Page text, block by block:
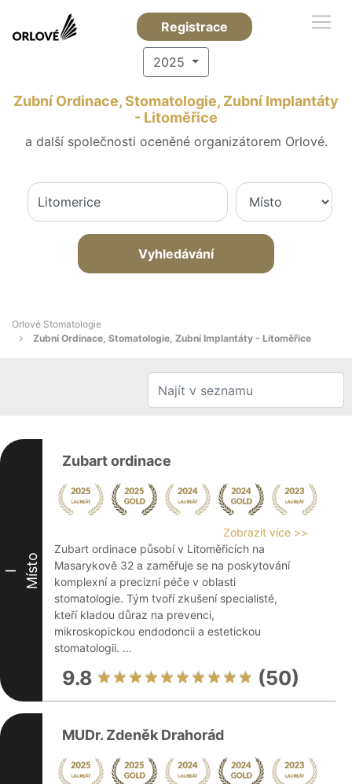
Registrace
2025
Zubní Ordinace, Stomatologie, Zubní Implantáty
- Litoměřice
a další společnosti oceněné organizátorem Orlové.
Vyhledávání
Orlové Stomatologie
Zubní Ordinace, Stomatologie, Zubní Implantáty - Litoměřice
I Místo
Zubart ordinace
Zobrazit více >>
Zubart ordinace působí v Litoměřicích na
Masarykově 32 a zaměřuje se na poskytování
komplexní a precizní péče v oblasti
stomatologie. Tým tvoří zkušení specialisté,
kteří kladou důraz na prevenci,
mikroskopickou endodoncii a estetickou
stomatologii. ...
9.8 (50)
MUDr. Zdeněk Drahorád